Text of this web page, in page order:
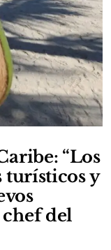
“Los
turísticos y
chef del